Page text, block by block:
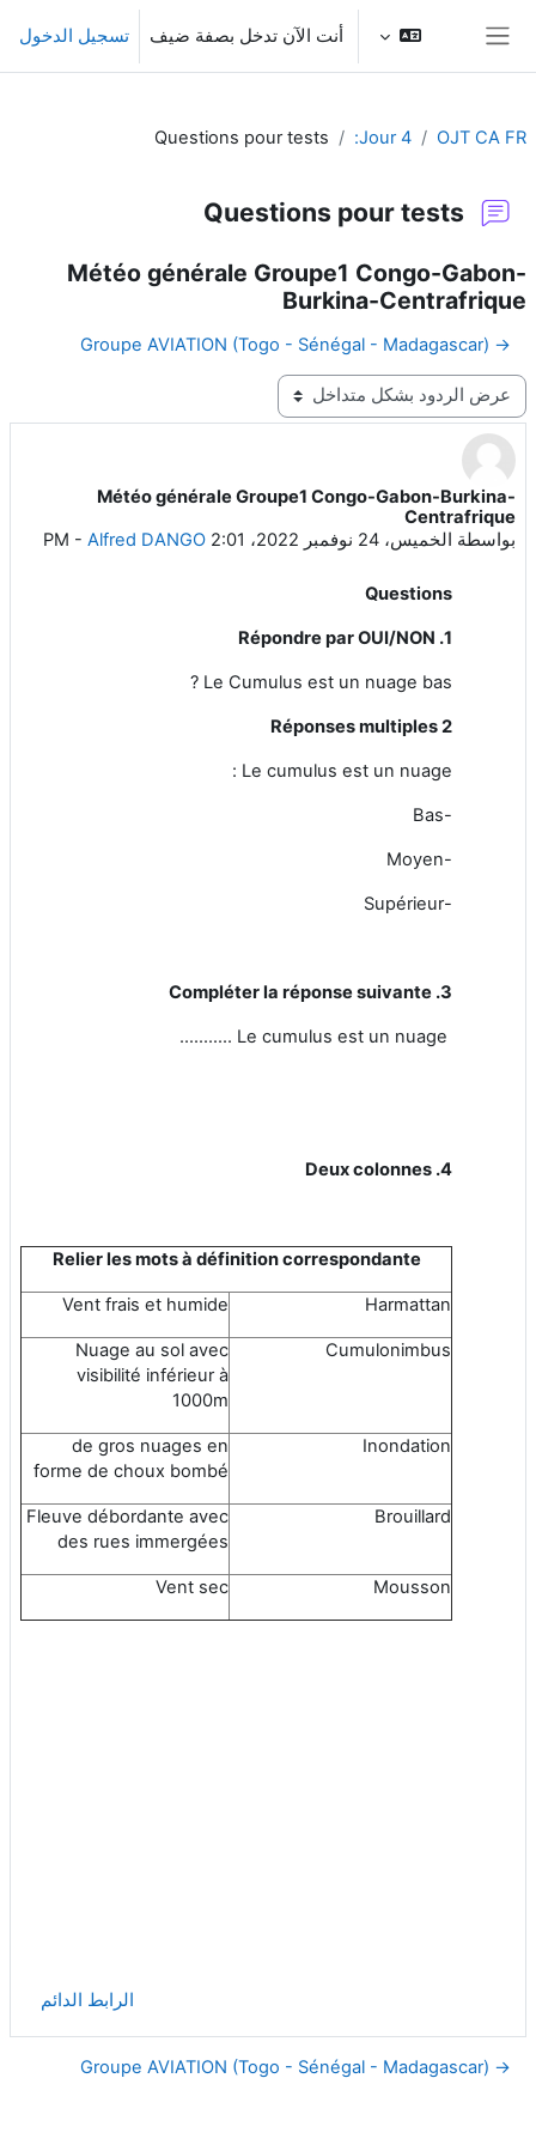
تخطى إلى المحتوى الرئيسي
أنت الآن تدخل بصفة ضيف تسجيل الدخول
OJT CA FR
Jour 4:
Questions pour tests
Questions pour tests
Météo générale Groupe1 Congo-Gabon-
Burkina-Centrafrique
→ Groupe AVIATION (Togo - Sénégal - Madagascar)
نمط العرض
Météo générale Groupe1 Congo-Gabon-Burkina-
Centrafrique
بواسطة الخميس، 24 نوفمبر 2022، 2:01 PM - Alfred DANGO
عدد الردود: 0
Questions
1. Répondre par OUI/NON
Le Cumulus est un nuage bas ?
2 Réponses multiples
Le cumulus est un nuage :
-Bas
-Moyen
-Supérieur
3. Compléter la réponse suivante
4. Deux colonnes
Relier les mots à définition correspondante
Harmattan
Vent frais et humide
Cumulonimbus
Nuage au sol avec
visibilité inférieur à
1000m
Inondation
de gros nuages en
forme de choux bombé
Brouillard
Fleuve débordante avec
des rues immergées
Mousson
Vent sec
الرابط الدائم
→ Groupe AVIATION (Togo - Sénégal - Madagascar)